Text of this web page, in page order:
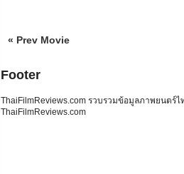
« Prev Movie
Footer
ThaiFilmReviews.com รวบรวมข้อมูลภาพยนตร์
ThaiFilmReviews.com